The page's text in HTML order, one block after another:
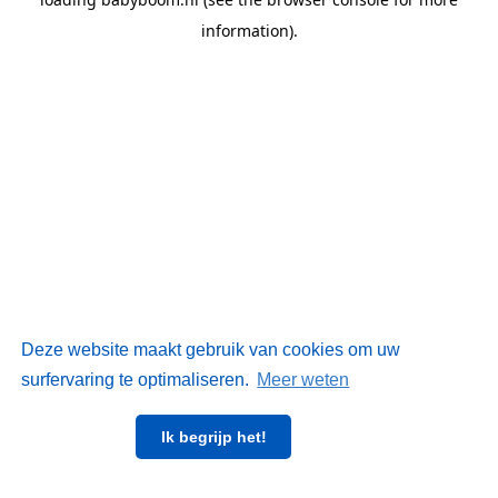
Deze website maakt gebruik van cookies om uw
surfervaring te optimaliseren. Meer weten
Ik begrijp het!
information).